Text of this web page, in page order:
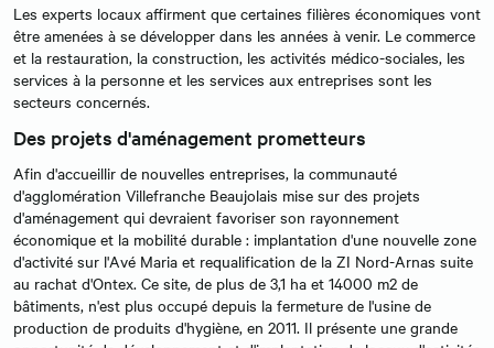
Les experts locaux affirment que certaines filières économiques vont
être amenées à se développer dans les années à venir. Le commerce
et la restauration, la construction, les activités médico-sociales, les
services à la personne et les services aux entreprises sont les
secteurs concernés.
Des projets d'aménagement prometteurs
Afin d'accueillir de nouvelles entreprises, la communauté
d'agglomération Villefranche Beaujolais mise sur des projets
d'aménagement qui devraient favoriser son rayonnement
économique et la mobilité durable : implantation d'une nouvelle zone
d'activité sur l'Avé Maria et requalification de la ZI Nord-Arnas suite
au rachat d'Ontex. Ce site, de plus de 3,1 ha et 14000 m2 de
bâtiments, n'est plus occupé depuis la fermeture de l'usine de
production de produits d'hygiène, en 2011. Il présente une grande